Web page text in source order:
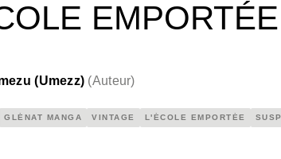
(Umezz) (Auteur)
GLÉNAT MANGA VINTAGE L'ÉCOLE EMPORTÉE